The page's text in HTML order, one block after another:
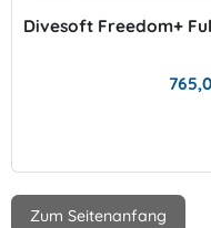
Divesoft Freedom+
Zum Seitenanfang